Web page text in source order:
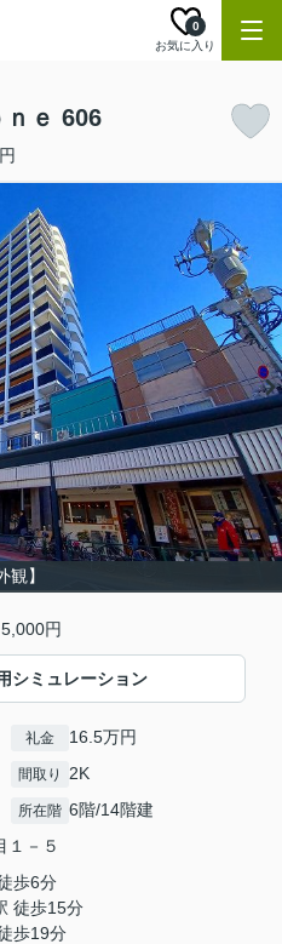
お気に入り
0
ｅ 606
観】
円
シミュレーション
礼金 16.5万円
間取り 2K
所在階 6階/14階建
１－５
歩6分
徒歩15分
歩19分